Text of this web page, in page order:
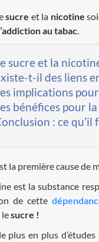
sucre et la nicotine
au tabac
sucre et la
t-il des liens
implications
bénéfices pour
: ce
la première cause de
est la substance
de cette
sucre !
plus en plus